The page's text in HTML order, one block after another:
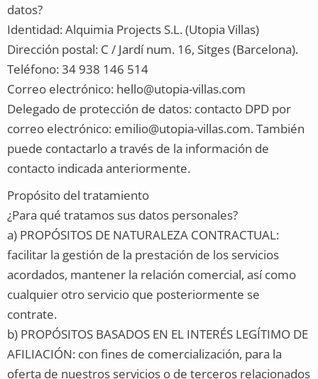
datos?
Identidad: Alquimia Projects S.L. (Utopia Villas)
Dirección postal: C / Jardí num. 16, Sitges (Barcelona).
Teléfono: 34 938 146 514
Correo electrónico: hello@utopia-villas.com
Delegado de protección de datos: contacto DPD por
correo electrónico: emilio@utopia-villas.com. También
puede contactarlo a través de la información de
contacto indicada anteriormente.
Propósito del tratamiento
¿Para qué tratamos sus datos personales?
a) PROPÓSITOS DE NATURALEZA CONTRACTUAL:
facilitar la gestión de la prestación de los servicios
acordados, mantener la relación comercial, así como
cualquier otro servicio que posteriormente se
contrate.
b) PROPÓSITOS BASADOS EN EL INTERÉS LEGÍTIMO DE
AFILIACIÓN: con fines de comercialización, para la
oferta de nuestros servicios o de terceros relacionados